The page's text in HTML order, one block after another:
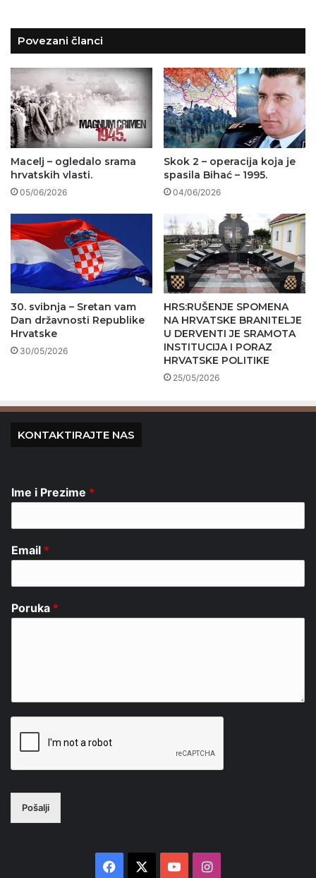
Povezani članci
Macelj – ogledalo srama
hrvatskih vlasti.
05/06/2026
Skok 2 – operacija koja je
spasila Bihać – 1995.
04/06/2026
30. svibnja – Sretan vam
Dan državnosti Republike
Hrvatske
30/05/2026
HRS:RUŠENJE SPOMENA
NA HRVATSKE BRANITELJE
U DERVENTI JE SRAMOTA
INSTITUCIJA I PORAZ
HRVATSKE POLITIKE
25/05/2026
KONTAKTIRAJTE NAS
Ime i Prezime *
Email *
Poruka *
Pošalji
Facebook YouTubeInstagram